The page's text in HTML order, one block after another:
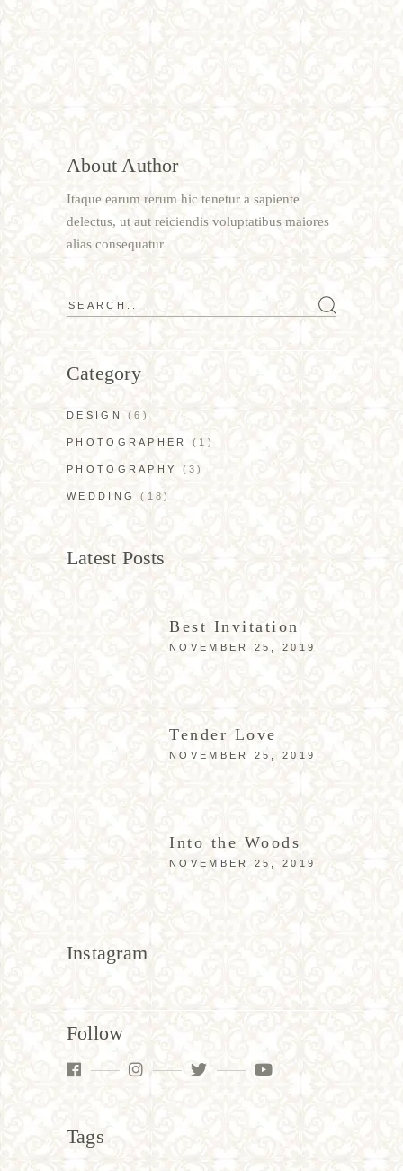
About Author
Itaque earum rerum hic tenetur a sapiente
delectus, ut aut reiciendis voluptatibus maiores
alias consequatur
Search
Category
DESIGN (6)
PHOTOGRAPHER (1)
PHOTOGRAPHY (3)
WEDDING (18)
Latest Posts
Best Invitation
NOVEMBER 25, 2019
Tender Love
NOVEMBER 25, 2019
Into the Woods
NOVEMBER 25, 2019
Instagram
Follow
Tags